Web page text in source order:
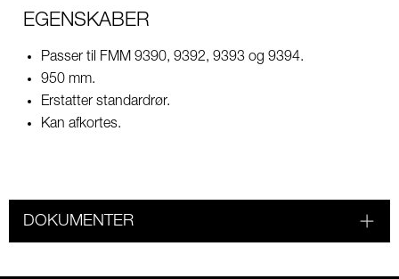
EGENSKABER
Passer til FMM 9390, 9392, 9393 og 9394.
950 mm.
Erstatter standardrør.
Kan afkortes.
DOKUMENTER